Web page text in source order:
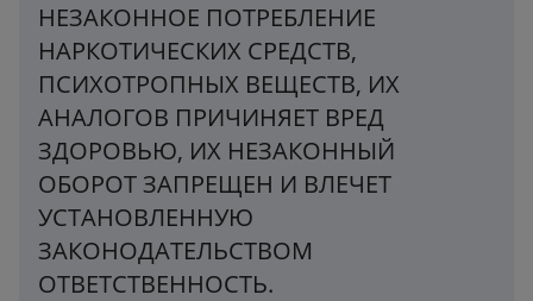
НЕЗАКОННОЕ ПОТРЕБЛЕНИЕ
НАРКОТИЧЕСКИХ СРЕДСТВ,
ПСИХОТРОПНЫХ ВЕЩЕСТВ, ИХ
АНАЛОГОВ ПРИЧИНЯЕТ ВРЕД
ЗДОРОВЬЮ, ИХ НЕЗАКОННЫЙ
ОБОРОТ ЗАПРЕЩЕН И ВЛЕЧЕТ
УСТАНОВЛЕННУЮ
ЗАКОНОДАТЕЛЬСТВОМ
ОТВЕТСТВЕННОСТЬ.